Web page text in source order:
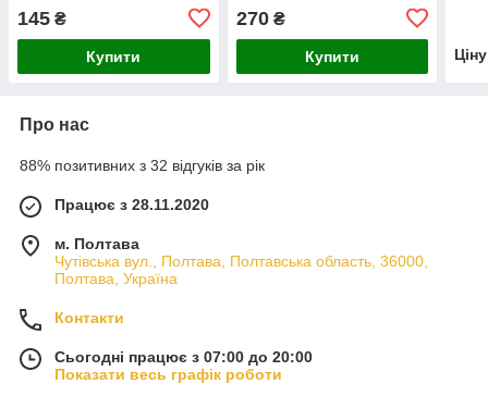
145 ₴
Купити
270₴
Купити
Про нас
88% позитивних з 32 відгуків за рік
Працює з 28.11.2020
м. Полтава
Чутівська вул., Полтава, Полтавська область, 36000,
Полтава, Україна
Контакти
Сьогодні працює з 07:00 до 20:00
Показати весь графік роботи